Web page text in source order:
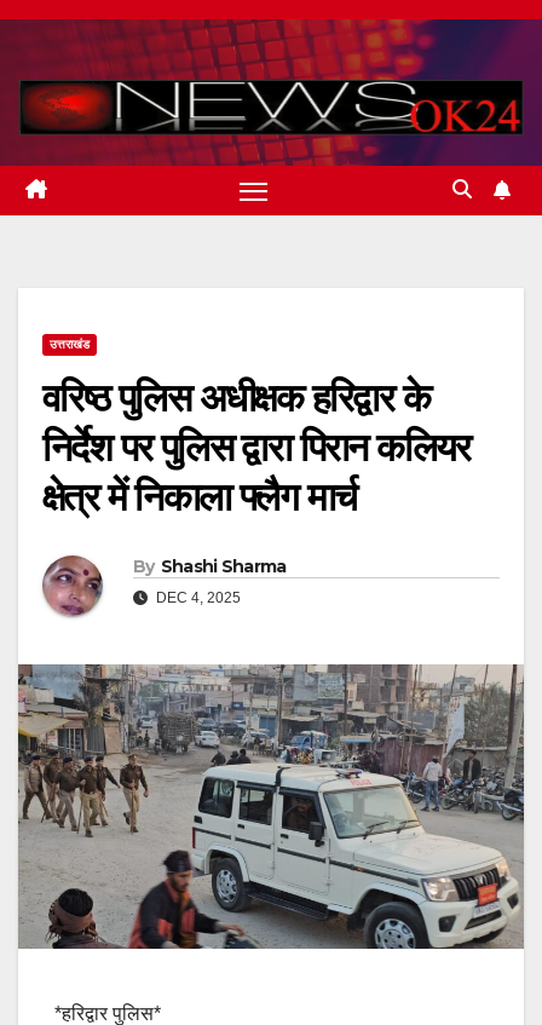
Skip
content
उत्तराखंड
वरिष्ठ पुलिस अधीक्षक हरिद्वार के
निर्देश पर पुलिस द्वारा पिरान कलियर
क्षेत्र में निकाला फ्लैग मार्च
By Shashi Sharma
DEC 4, 2025
*हरिद्वार पुलिस*